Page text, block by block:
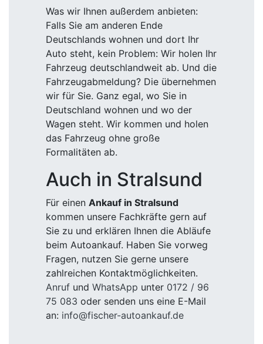
Was wir Ihnen außerdem anbieten:
Falls Sie am anderen Ende
Deutschlands wohnen und dort Ihr
Auto steht, kein Problem: Wir holen Ihr
Fahrzeug deutschlandweit ab. Und die
Fahrzeugabmeldung? Die übernehmen
wir für Sie. Ganz egal, wo Sie in
Deutschland wohnen und wo der
Wagen steht. Wir kommen und holen
das Fahrzeug ohne große
Formalitäten ab.
Auch in Stralsund
Für einen Ankauf in Stralsund
kommen unsere Fachkräfte gern auf
Sie zu und erklären Ihnen die Abläufe
beim Autoankauf. Haben Sie vorweg
Fragen, nutzen Sie gerne unsere
zahlreichen Kontaktmöglichkeiten.
Anruf und WhatsApp unter 0172 / 96
75 083 oder senden uns eine E-Mail
an: info@fischer-autoankauf.de